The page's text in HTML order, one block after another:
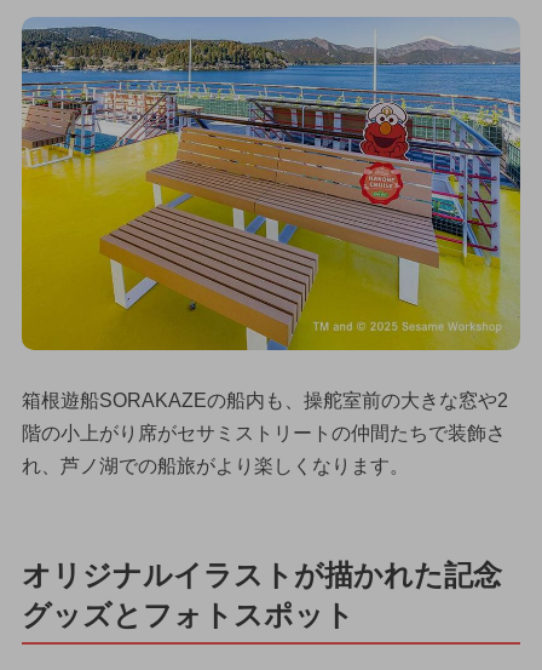
箱根遊船SORAKAZEの船内も、操舵室前の大きな窓や2
階の小上がり席がセサミストリートの仲間たちで装飾さ
れ、芦ノ湖での船旅がより楽しくなります。
オリジナルイラストが描かれた記念
グッズとフォトスポット